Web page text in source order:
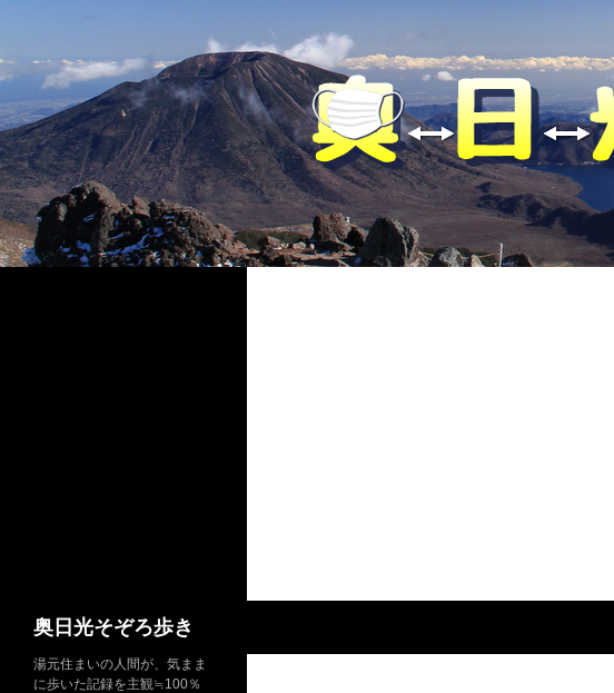
奥日光そぞろ歩き
湯元住まいの人間が、気まま
に歩いた記録を主観≒100％